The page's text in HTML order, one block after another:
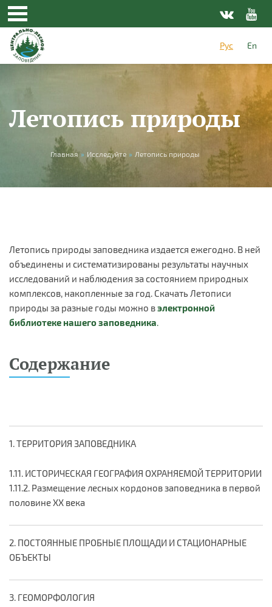
Перейти к основному содержанию
Рус
En
Летопись природы
Вы здесь
Главная » Исследуйте » Летопись природы
Летопись природы заповедника издается ежегодно. В ней
объединены и систематизированы результаты научных
исследований и наблюдения за состоянием природных
комплексов, накопленные за год. Скачать Летописи
природы за разные годы можно вэлектронной
библиотеке нашего заповедника.
Содержание
1. ТЕРРИТОРИЯ ЗАПОВЕДНИКА
1.11. ИСТОРИЧЕСКАЯ ГЕОГРАФИЯ ОХРАНЯЕМОЙ ТЕРРИТОРИИ
1.11.2. Размещение лесных кордонов заповедника в первой
половине ХХ века
2. ПОСТОЯННЫЕ ПРОБНЫЕ ПЛОЩАДИ И СТАЦИОНАРНЫЕ
ОБЪЕКТЫ
3. ГЕОМОРФОЛОГИЯ